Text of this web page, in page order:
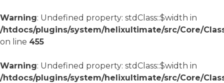
Warning: Undefined property: stdClass::$width in
/htdocs/plugins/system/helixultimate/src/Core/
on line 455
Warning: Undefined property: stdClass::$width in
/htdocs/plugins/system/helixultimate/src/Core/